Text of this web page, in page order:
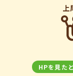
(4) お客さま情報の
を講じて適切な管理
(5) 保有するお客さ
削除、利用停止の依
上
HPを見た